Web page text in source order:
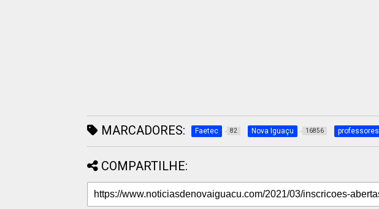
MARCADORES: Faetec 82 Nova Iguaçu 16856 professores
COMPARTILHE: